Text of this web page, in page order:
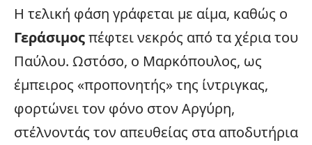
Η τελική φάση γράφεται με αίμα, καθώς ο
Γεράσιμοςπέφτει νεκρός από τα χέρια του
Παύλου. Ωστόσο, ο Μαρκόπουλος, ως
έμπειρος «προπονητής» της ίντριγκας,
φορτώνει τον φόνο στον Αργύρη,
στέλνοντάς τον απευθείας στα αποδυτήρια